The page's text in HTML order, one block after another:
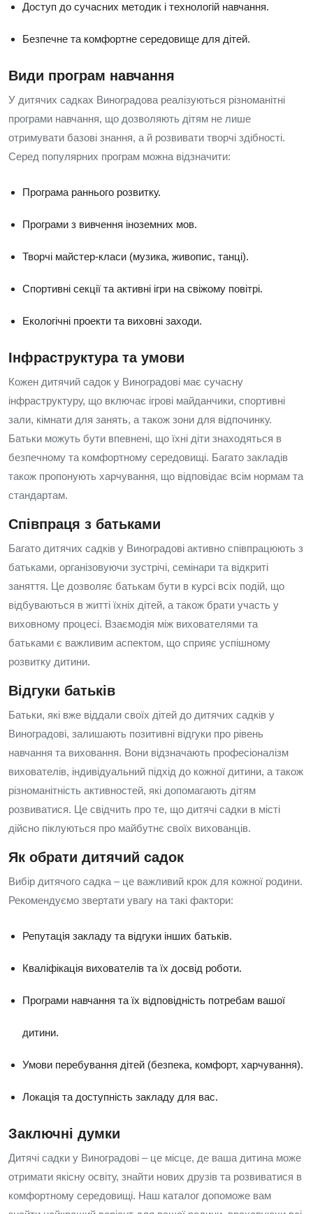
Доступ до сучасних методик і технологій навчання.
Безпечне та комфортне середовище для дітей.
Види програм навчання
У дитячих садках Виноградова реалізуються різноманітні
програми навчання, що дозволяють дітям не лише
отримувати базові знання, а й розвивати творчі здібності.
Серед популярних програм можна відзначити:
Програма раннього розвитку.
Програми з вивчення іноземних мов.
Творчі майстер-класи (музика, живопис, танці).
Спортивні секції та активні ігри на свіжому повітрі.
Екологічні проекти та виховні заходи.
Інфраструктура та умови
Кожен дитячий садок у Виноградові має сучасну
інфраструктуру, що включає ігрові майданчики, спортивні
зали, кімнати для занять, а також зони для відпочинку.
Батьки можуть бути впевнені, що їхні діти знаходяться в
безпечному та комфортному середовищі. Багато закладів
також пропонують харчування, що відповідає всім нормам та
стандартам.
Співпраця з батьками
Багато дитячих садків у Виноградові активно співпрацюють з
батьками, організовуючи зустрічі, семінари та відкриті
заняття. Це дозволяє батькам бути в курсі всіх подій, що
відбуваються в житті їхніх дітей, а також брати участь у
виховному процесі. Взаємодія між вихователями та
батьками є важливим аспектом, що сприяє успішному
розвитку дитини.
Відгуки батьків
Батьки, які вже віддали своїх дітей до дитячих садків у
Виноградові, залишають позитивні відгуки про рівень
навчання та виховання. Вони відзначають професіоналізм
вихователів, індивідуальний підхід до кожної дитини, а також
різноманітність активностей, які допомагають дітям
розвиватися. Це свідчить про те, що дитячі садки в місті
дійсно піклуються про майбутнє своїх вихованців.
Як обрати дитячий садок
Вибір дитячого садка – це важливий крок для кожної родини.
Рекомендуємо звертати увагу на такі фактори:
Репутація закладу та відгуки інших батьків.
Кваліфікація вихователів та їх досвід роботи.
Програми навчання та їх відповідність потребам вашої
дитини.
Умови перебування дітей (безпека, комфорт, харчування).
Локація та доступність закладу для вас.
Заключні думки
Дитячі садки у Виноградові – це місце, де ваша дитина може
отримати якісну освіту, знайти нових друзів та розвиватися в
комфортному середовищі. Наш каталог допоможе вам